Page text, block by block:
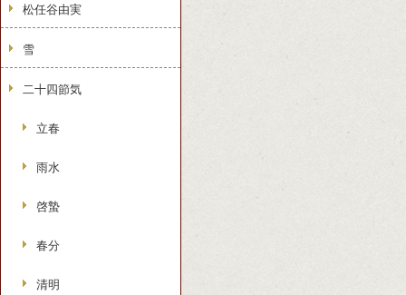
松任谷由実
雪
二十四節気
立春
雨水
啓蟄
春分
清明